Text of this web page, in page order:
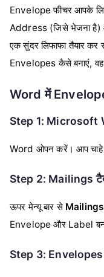
Envelope फीचर आपके
Address (जिसे भेजना
एक सुंदर लिफाफा तैयार
Envelopes कैसे बनाएं,
Word में
Step 1: Microsoft
Word ओपन करें। आप चाहे
Step 2: Mailings
ऊपर मेन्यू बार से Mailings
Envelope और Label
Step 3: Envelopes